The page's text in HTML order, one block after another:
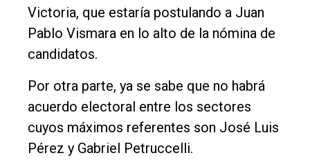
Victoria, que estaría postulando a Juan
Pablo Vismara en lo alto de la nómina de
candidatos.
Por otra parte, ya se sabe que no habrá
acuerdo electoral entre los sectores
cuyos máximos referentes son José Luis
Pérez y Gabriel Petruccelli.